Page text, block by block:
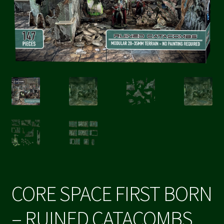
CORE SPACE FIRST BORN
– RUINED CATACOMBS